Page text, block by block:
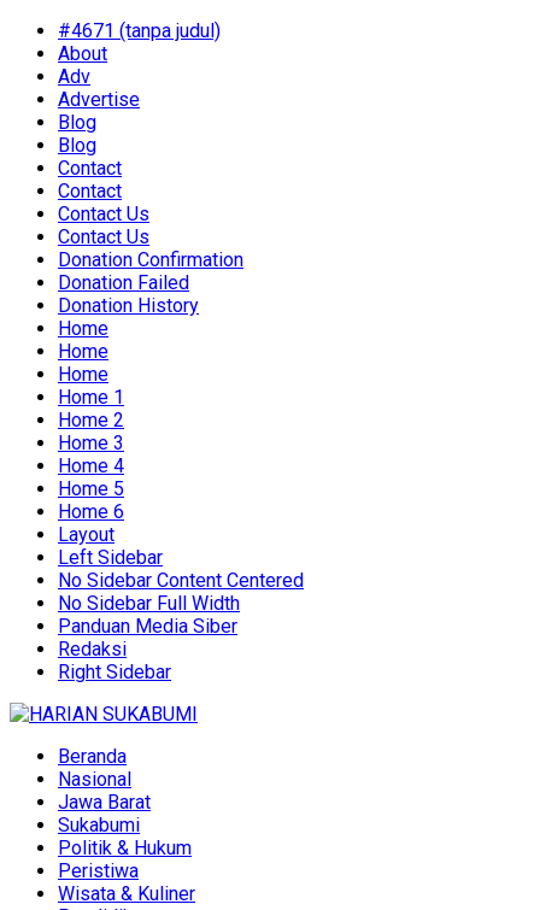
#4671 (tanpa judul)
About
Adv
Advertise
Blog
Blog
Contact
Contact
Contact Us
Contact Us
Donation Confirmation
Donation Failed
Donation History
Home
Home
Home
Home 1
Home 2
Home 3
Home 4
Home 5
Home 6
Layout
Left Sidebar
No Sidebar Content Centered
No Sidebar Full Width
Panduan Media Siber
Redaksi
Right Sidebar
Beranda
Nasional
Jawa Barat
Sukabumi
Politik & Hukum
Peristiwa
Wisata & Kuliner